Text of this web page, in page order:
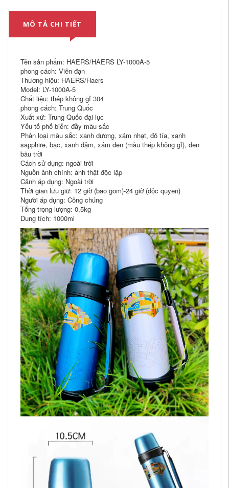
MÔ TẢ CHI TIẾT
Tên sản phẩm: HAERS/HAERS LY-1000A-5
phong cách: Viên đạn
Thương hiệu: HAERS/Haers
Model: LY-1000A-5
Chất liệu: thép không gỉ 304
phong cách: Trung Quốc
Xuất xứ: Trung Quốc đại lục
Yếu tố phổ biến: đầy màu sắc
Phân loại màu sắc: xanh dương, xám nhạt, đỏ tía, xanh
sapphire, bạc, xanh đậm, xám đen (màu thép không gỉ), đen
bầu trời
Cách sử dụng: ngoài trời
Nguồn ảnh chính: ảnh thật độc lập
Cảnh áp dụng: Ngoài trời
Thời gian lưu giữ: 12 giờ (bao gồm)-24 giờ (độc quyền)
Người áp dụng: Công chúng
Tổng trọng lượng: 0,5kg
Dung tích: 1000ml